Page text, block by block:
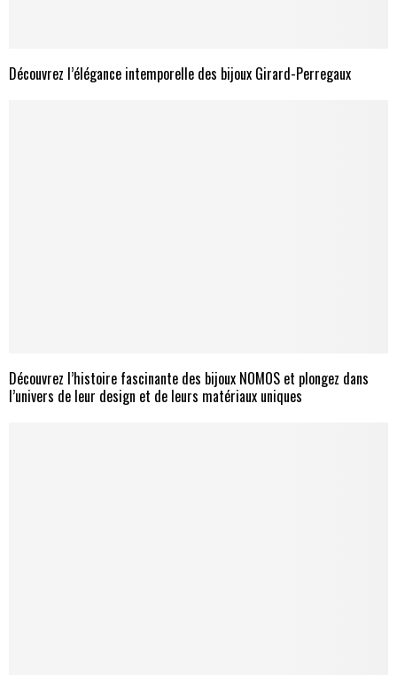
Découvrez l’élégance intemporelle des bijoux Girard-Perregaux
Découvrez l’histoire fascinante des bijoux NOMOS et plongez dans
l’univers de leur design et de leurs matériaux uniques